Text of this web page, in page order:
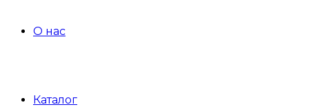
О нас
Каталог